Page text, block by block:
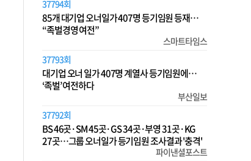
37794회
85개 대기업 오너일가 407명 등기임원 등재…
“족벌경영 여전”
스마트타임스
37793회
대기업 오너 일가 407명 계열사 등기임원에…
‘족벌’ 여전하다
부산일보
37792회
BS 46곳·SM 45곳·GS 34곳·부영 31곳·KG
27곳…그룹 오너일가 등기임원 조사결과 '충격'
파이낸셜포스트